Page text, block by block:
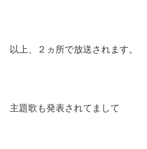
以上、２ヵ所で放送されます。
主題歌も発表されてまして